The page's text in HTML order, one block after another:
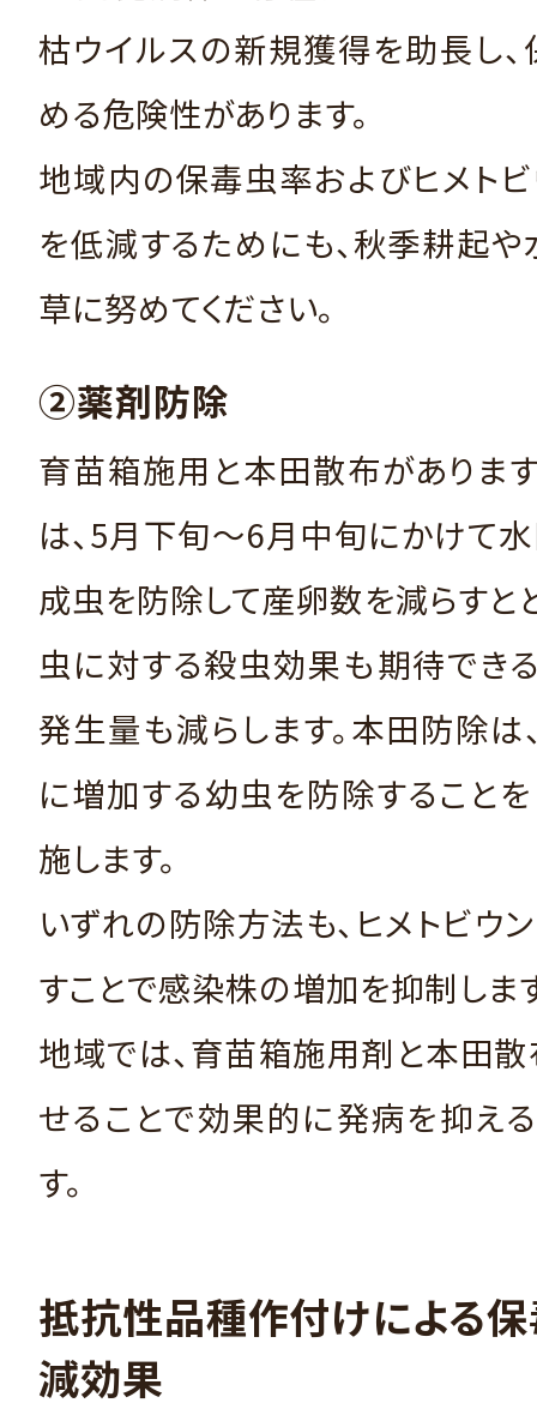
枯ウイルスの新規獲得を助長し
める危険性があります。
地域内の保毒虫率およびヒメト
を低減するためにも、秋季耕起
草に努めてください。
②薬剤防除
育苗箱施用と本田散布がありま
は、5月下旬～6月中旬にかけて
成虫を防除して産卵数を減らすと
虫に対する殺虫効果も期待でき
発生量も減らします。本田防除は
に増加する幼虫を防除すること
施します。
いずれの防除方法も、ヒメトビウ
すことで感染株の増加を抑制しま
地域では、育苗箱施用剤と本田
せることで効果的に発病を抑え
す。
抵抗性品種作付けによる
減効果